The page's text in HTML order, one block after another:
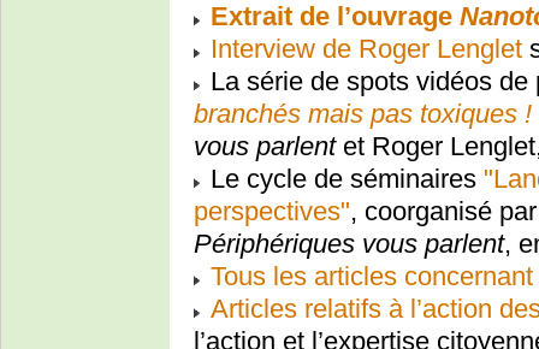
Extrait de l’ouvrage
Interview de Roger Lenglet
La série de spots vidéos
branchés mais pas toxiques !
vous parlentet Roger
Le cycle de séminaires
perspectives", coorganisé
Périphériques vous parlent,
Tous les articles
Articles relatifs à l’action
l’action et l’expertise